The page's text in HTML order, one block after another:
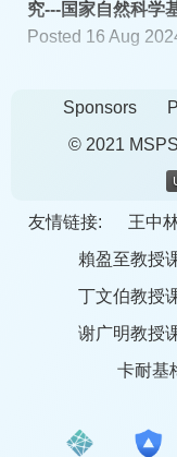
究---国家自然科学
Posted 16 Aug
Sponsors
© 2021
友情链接: 王中
賴盈至教授
丁文伯教授
谢广明教授
卡耐基